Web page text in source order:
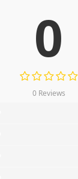
0
0 Reviews